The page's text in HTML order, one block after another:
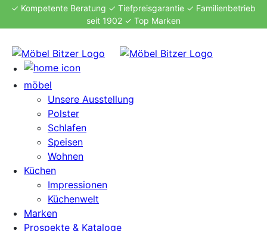
✓ Kompetente Beratung ✓ Tiefpreisgarantie ✓ Familienbetrieb
seit 1902 ✓ Top Marken
möbel
Unsere Ausstellung
Polster
Schlafen
Speisen
Wohnen
Küchen
Impressionen
Küchenwelt
Marken
Prospekte & Kataloge